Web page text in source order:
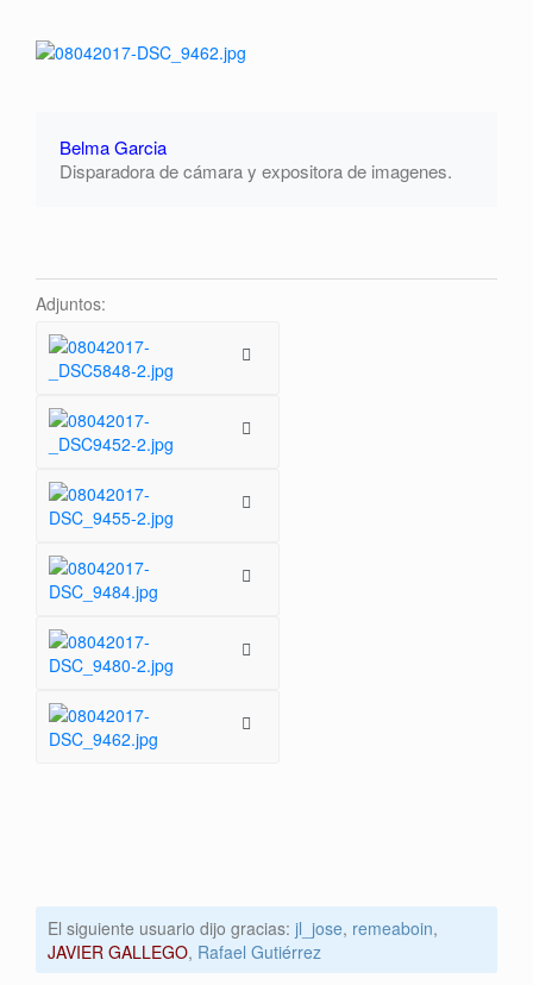
Belma Garcia
Disparadora de cámara y expositora de imagenes.
Adjuntos:
El siguiente usuario dijo gracias: jl_jose, remeaboin,
JAVIER GALLEGO, Rafael Gutiérrez